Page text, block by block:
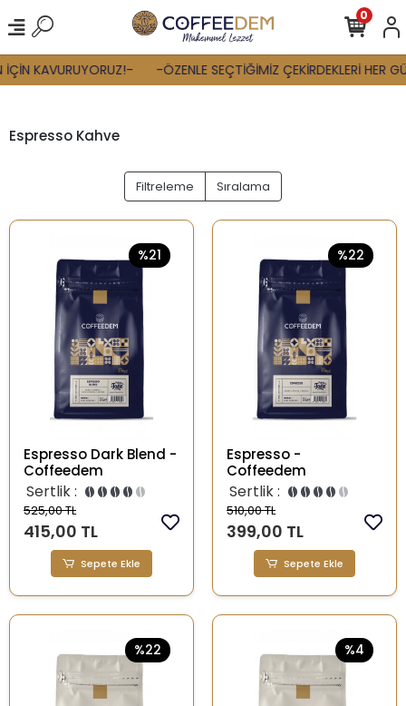
KAVURUYORUZ!- -ÖZENLE SEÇTİĞİMİZ ÇEKİRDEKLERİ HER
0
Espresso Kahve
Filtreleme Sıralama
%21
Espresso Dark Blend -
Coffeedem
Sertlik :
525,00 TL
415,00 TL
Sepete Ekle
%22
Espresso -
Coffeedem
Sertlik :
510,00 TL
399,00 TL
Sepete Ekle
%22 %4